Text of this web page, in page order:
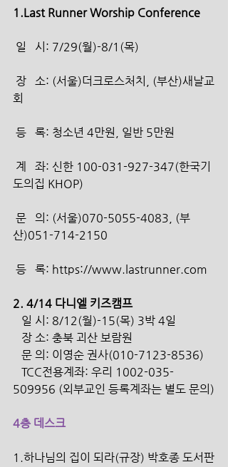
1.Last Runner Worship Conference
일   시: 7/29(월)-8/1(목)
회
등   록: 청소년 4만원, 일반 5만원
도의집 KHOP)
산)051-714-2150
등   록: https://www.lastrunner.com
2. 4/14 다니엘 키즈캠프
   일 시: 8/12(월)-15(목) 3박 4일
   장 소: 충북 괴산 보람원
   문 의: 이영순 권사(010-7123-8536)
509956 (외부교인 등록계좌는 별도 문의)
4층 데스크
1.하나님의 집이 되라(규장) 박호종 도서판